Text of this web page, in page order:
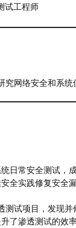
试工程师
究网络安全和系统
日常安全测试，
全实践修复安全
测试项目，发现
了渗透测试的效